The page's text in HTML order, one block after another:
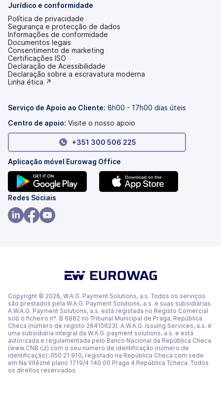
Jurídico e conformidade
Política de privacidade
Segurança e protecção de dados
Informações de conformidade
Documentos legais
Consentimento de marketing
Certificações ISO
Declaração de Acessibilidade
(abre
num
Declaração sobre a escravatura moderna
(abre
separador)
Linha ética ↗
Serviço de Apoio ao Cliente: 8h00 - 17h00 dias úteis
Centro de apoio: Visite o nosso apoio
+351 300 506 225
Aplicação móvel Eurowag Office
(abre
num
novo
Redes Sociais
Copyright © 2026, W.A.G. Payment Solutions, a.s. Todos os serviços
são prestados pela W.A.G. Payment Solutions, a.s. e suas subsidiárias.
A W.A.G. Payment Solutions, a.s. está registada no Registo Comercial
sob o ficheiro nº. B 6882 no Tribunal Municipal de Praga, República
Checa (número de registo 26415623). A W.A.G. Issuing Services, a.s. é
uma subsidiária integral da W.A.G. payment solutions, a.s. e está
autorizada e regulamentada pelo Banco Nacional da República Checa
(www.CNB.cz) com o seu número de identificação (número de
identificação): 050 21 910, registado na República Checa com sede
em Na Vítězné plano 1719/4 140 00 Praga 4 República Tcheca. Todos
os direitos reservados.